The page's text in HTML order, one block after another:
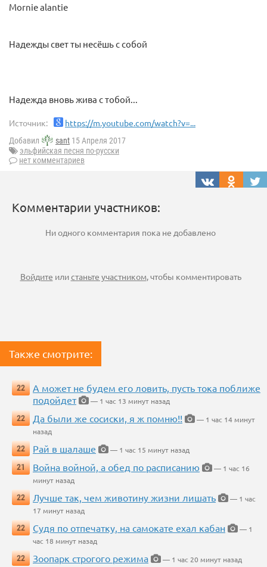
Mornie alantie
Надежды свет ты несёшь с собой
Надежда вновь жива с тобой...
Источник: https://m.youtube.com/watch?v=...
Добавил sant 15 Апреля 2017
эльфийская песня по-русски
нет комментариев
Комментарии участников:
Ни одного комментария пока не добавлено
Войдите илистаньте участником, чтобы комментировать
Также смотрите:
22
А может не будем его ловить, пусть тока поближе
подойдет
— 1 час 13 минут назад
22
Да были же сосиски, я ж помню!!
— 1 час 14 минут
назад
22
Рай в шалаше
— 1 час 15 минут назад
21
Война войной, а обед по расписанию
— 1 час 16
минут назад
22
Лучше так, чем животину жизни лишать
— 1 час
17 минут назад
22
Судя по отпечатку, на самокате ехал кабан
— 1
час 18 минут назад
22
Зоопарк строгого режима
— 1 час 20 минут назад